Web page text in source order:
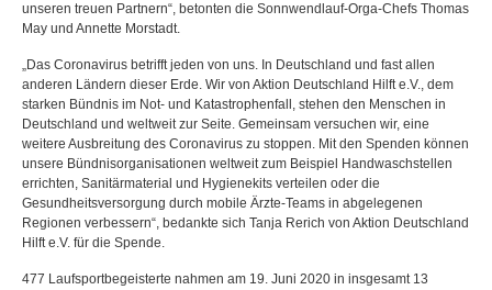
unseren treuen Partnern“, betonten die Sonnwendlauf-Orga-Chefs Thomas
May und Annette Morstadt.
„Das Coronavirus betrifft jeden von uns. In Deutschland und fast allen
anderen Ländern dieser Erde. Wir von Aktion Deutschland Hilft e.V., dem
starken Bündnis im Not- und Katastrophenfall, stehen den Menschen in
Deutschland und weltweit zur Seite. Gemeinsam versuchen wir, eine
weitere Ausbreitung des Coronavirus zu stoppen. Mit den Spenden können
unsere Bündnisorganisationen weltweit zum Beispiel Handwaschstellen
errichten, Sanitärmaterial und Hygienekits verteilen oder die
Gesundheitsversorgung durch mobile Ärzte-Teams in abgelegenen
Regionen verbessern“, bedankte sich Tanja Rerich von Aktion Deutschland
Hilft e.V. für die Spende.
477 Laufsportbegeisterte nahmen am 19. Juni 2020 in insgesamt 13